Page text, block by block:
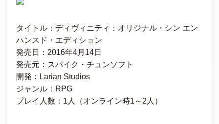
タイトル：ディヴィニティ：オリジナル・シン エン
ハンスド・エディション
発売日：2016年4月14日
発売元：スパイク・チュンソフト
開発：Larian Studios
ジャンル：RPG
プレイ人数：1人（オンライン時1～2人）